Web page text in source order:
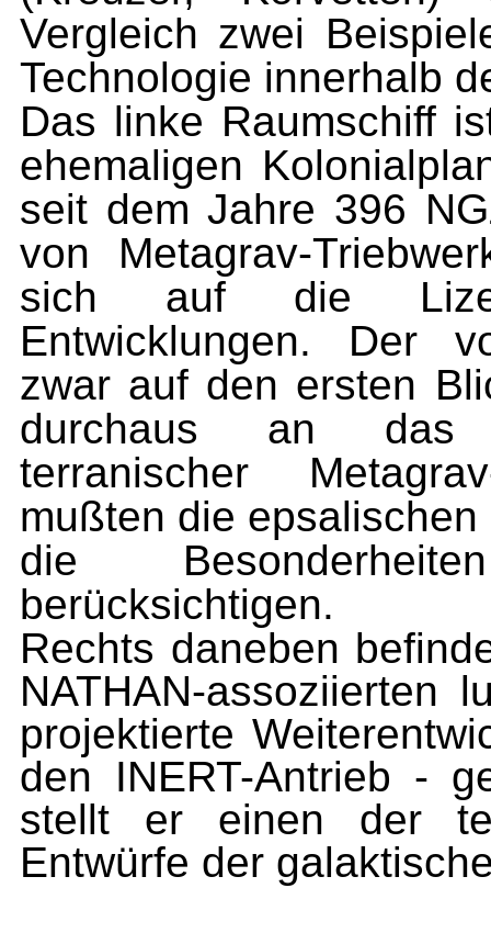
Vergleich zwei
Technologie innerhalb
Das linke Raumschiff
ehemaligen
seit dem Jahre 396
von Metagrav-
sich auf die
Entwicklungen. Der
zwar auf den ersten
durchaus an das
terranischer
mußten die
die
berücksichtigen.
Rechts daneben
NATHAN-assoziierten
projektierte
den INERT-Antrieb -
stellt er einen der
Entwürfe der